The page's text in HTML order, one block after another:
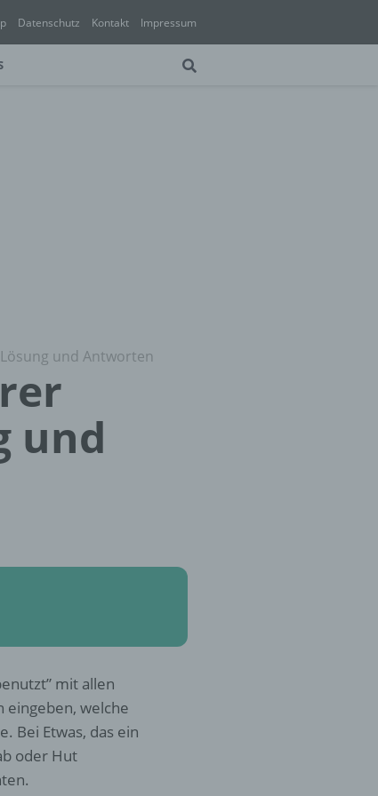
Datenschutz Kontakt Impressum
und Antworten
und
mit allen
eingeben, welche
Bei Etwas, das ein
oder Hut